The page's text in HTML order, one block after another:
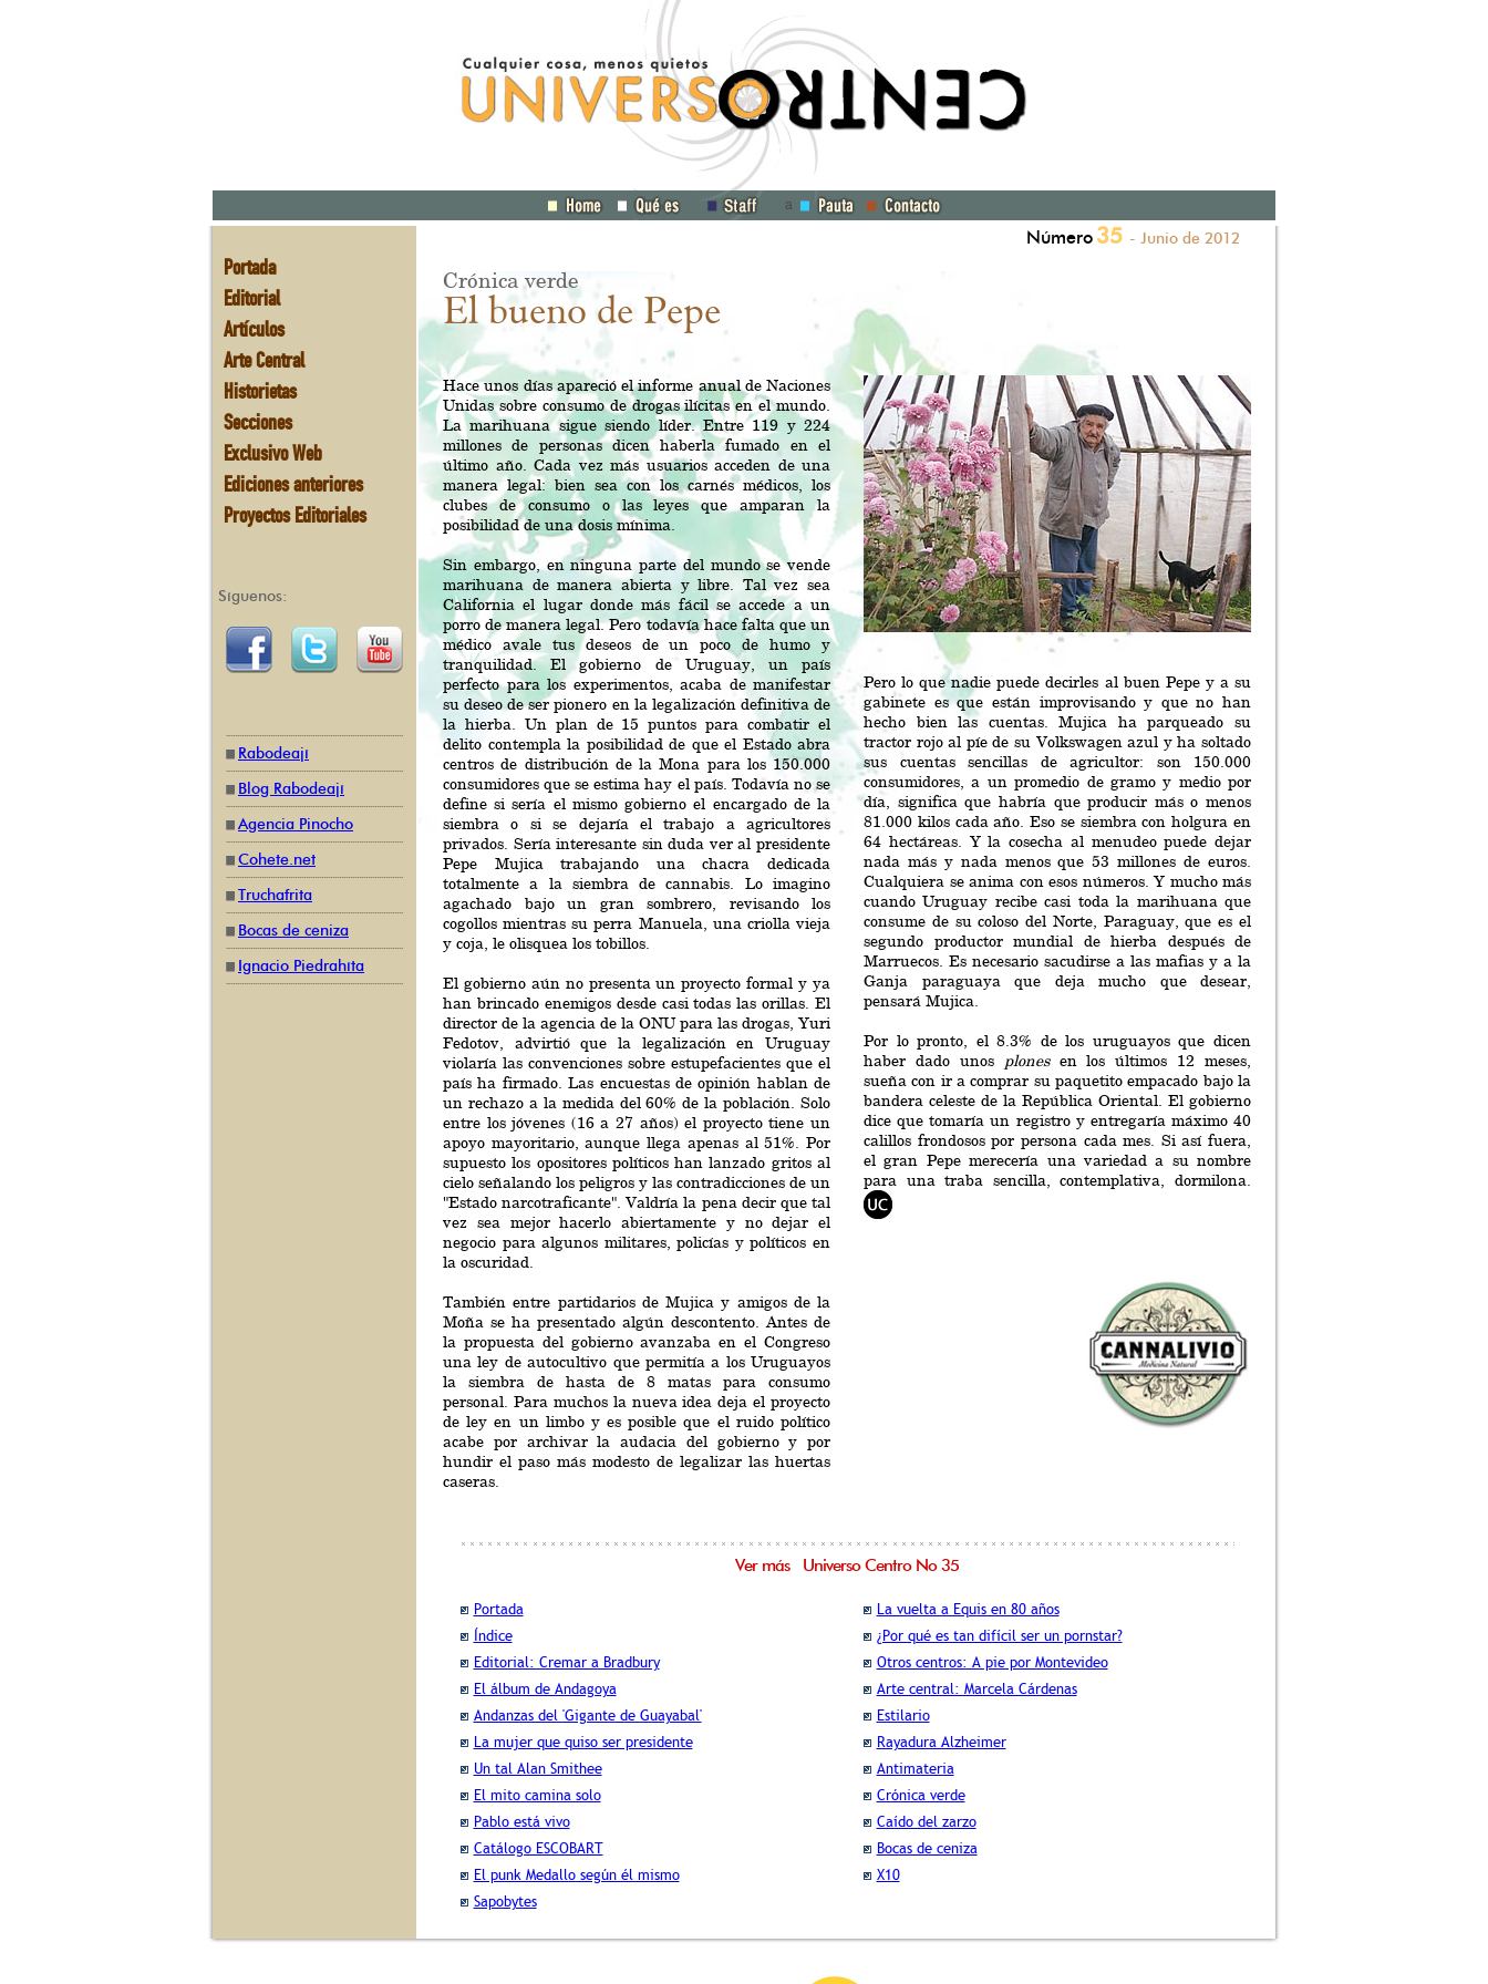
a
Portada
Editorial
Artículos
Arte Central
Historietas
Secciones
Exclusivo Web
Ediciones anteriores
Proyectos Editoriales
Síguenos:
Rabodeají
Blog Rabodeají
Agencia Pinocho
Cohete.net
Truchafrita
Bocas de ceniza
Ignacio Piedrahíta
Número 35 - Junio de 2012
Crónica verde
El bueno de Pepe
Hace unos días apareció el informe anual de Naciones
Unidas sobre consumo de drogas ilícitas en el mundo.
La marihuana sigue siendo líder. Entre 119 y 224
millones de personas dicen haberla fumado en el
último año. Cada vez más usuarios acceden de una
manera legal: bien sea con los carnés médicos, los
clubes de consumo o las leyes que amparan la
posibilidad de una dosis mínima.
Sin embargo, en ninguna parte del mundo se vende
marihuana de manera abierta y libre. Tal vez sea
California el lugar donde más fácil se accede a un
porro de manera legal. Pero todavía hace falta que un
médico avale tus deseos de un poco de humo y
tranquilidad. El gobierno de Uruguay, un país
perfecto para los experimentos, acaba de manifestar
su deseo de ser pionero en la legalización definitiva de
la hierba. Un plan de 15 puntos para combatir el
delito contempla la posibilidad de que el Estado abra
centros de distribución de la Mona para los 150.000
consumidores que se estima hay el país. Todavía no se
define si sería el mismo gobierno el encargado de la
siembra o si se dejaría el trabajo a agricultores
privados. Sería interesante sin duda ver al presidente
Pepe Mujica trabajando una chacra dedicada
totalmente a la siembra de cannabis. Lo imagino
agachado bajo un gran sombrero, revisando los
cogollos mientras su perra Manuela, una criolla vieja
y coja, le olisquea los tobillos.
El gobierno aún no presenta un proyecto formal y ya
han brincado enemigos desde casi todas las orillas. El
director de la agencia de la ONU para las drogas, Yuri
Fedotov, advirtió que la legalización en Uruguay
violaría las convenciones sobre estupefacientes que el
país ha firmado. Las encuestas de opinión hablan de
un rechazo a la medida del 60% de la población. Solo
entre los jóvenes (16 a 27 años) el proyecto tiene un
apoyo mayoritario, aunque llega apenas al 51%. Por
supuesto los opositores políticos han lanzado gritos al
cielo señalando los peligros y las contradicciones de un
"Estado narcotraficante". Valdría la pena decir que tal
vez sea mejor hacerlo abiertamente y no dejar el
negocio para algunos militares, policías y políticos en
la oscuridad.
También entre partidarios de Mujica y amigos de la
Moña se ha presentado algún descontento. Antes de
la propuesta del gobierno avanzaba en el Congreso
una ley de autocultivo que permitía a los Uruguayos
la siembra de hasta de 8 matas para consumo
personal. Para muchos la nueva idea deja el proyecto
de ley en un limbo y es posible que el ruido político
acabe por archivar la audacia del gobierno y por
hundir el paso más modesto de legalizar las huertas
caseras.
Pero lo que nadie puede decirles al buen Pepe y a su
gabinete es que están improvisando y que no han
hecho bien las cuentas. Mujica ha parqueado su
tractor rojo al píe de su Volkswagen azul y ha soltado
sus cuentas sencillas de agricultor: son 150.000
consumidores, a un promedio de gramo y medio por
día, significa que habría que producir más o menos
81.000 kilos cada año. Eso se siembra con holgura en
64 hectáreas. Y la cosecha al menudeo puede dejar
nada más y nada menos que 53 millones de euros.
Cualquiera se anima con esos números. Y mucho más
cuando Uruguay recibe casi toda la marihuana que
consume de su coloso del Norte, Paraguay, que es el
segundo productor mundial de hierba después de
Marruecos. Es necesario sacudirse a las mafias y a la
Ganja paraguaya que deja mucho que desear,
pensará Mujica.
Por lo pronto, el 8.3% de los uruguayos que dicen
haber dado unos plonesen los últimos 12 meses,
sueña con ir a comprar su paquetito empacado bajo la
bandera celeste de la República Oriental. El gobierno
dice que tomaría un registro y entregaría máximo 40
calillos frondosos por persona cada mes. Si así fuera,
el gran Pepe merecería una variedad a su nombre
para una traba sencilla, contemplativa, dormilona.
Ver más Universo Centro No 35
Portada
Índice
Editorial: Cremar a Bradbury
El álbum de Andagoya
Andanzas del 'Gigante de Guayabal'
La mujer que quiso ser presidente
Un tal Alan Smithee
El mito camina solo
Pablo está vivo
Catálogo ESCOBART
El punk Medallo según él mismo
Sapobytes
La vuelta a Equis en 80 años
¿Por qué es tan difícil ser un pornstar?
Otros centros: A pie por Montevideo
Arte central: Marcela Cárdenas
Estilario
Rayadura Alzheimer
Antimateria
Crónica verde
Caído del zarzo
Bocas de ceniza
X10